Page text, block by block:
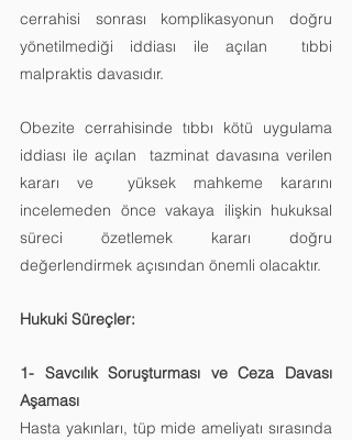
cerrahisi sonrası komplikasyonun doğru
yönetilmediği iddiası ile açılan  tıbbi
malpraktis davasıdır.
Obezite cerrahisinde tıbbı kötü uygulama
iddiası ile açılan  tazminat davasına verilen
kararı ve  yüksek mahkeme kararını
incelemeden önce vakaya ilişkin hukuksal
süreci özetlemek kararı doğru
değerlendirmek açısından önemli olacaktır.
Hukuki Süreçler:
1- Savcılık Soruşturması ve Ceza Davası
Aşaması
Hasta yakınları, tüp mide ameliyatı sırasında